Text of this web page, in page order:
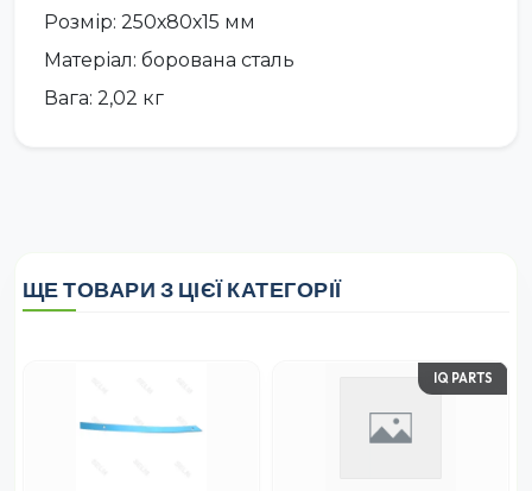
Розмір: 250х80х15 мм
Матеріал: борована сталь
Вага: 2,02 кг
ЩЕ ТОВАРИ З ЦІЄЇ КАТЕГОРІЇ
IQ PARTS